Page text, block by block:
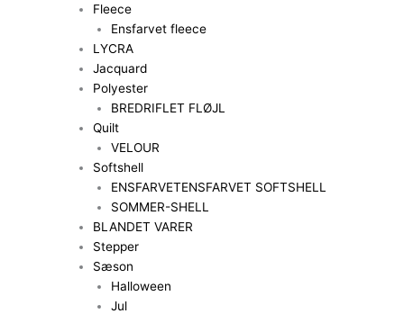
Fleece
Ensfarvet fleece
LYCRA
Jacquard
Polyester
BREDRIFLET FLØJL
Quilt
VELOUR
Softshell
ENSFARVETENSFARVET SOFTSHELL
SOMMER-SHELL
BLANDET VARER
Stepper
Sæson
Halloween
Jul